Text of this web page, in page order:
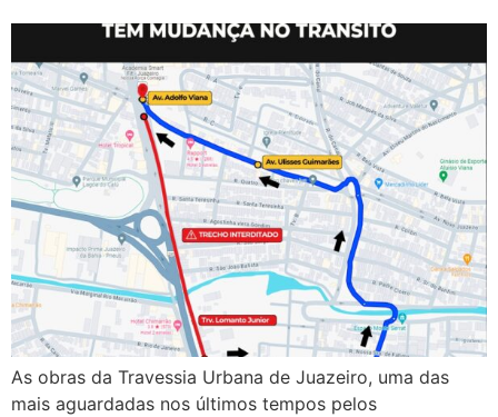
As obras da Travessia Urbana de Juazeiro, uma das
mais aguardadas nos últimos tempos pelos